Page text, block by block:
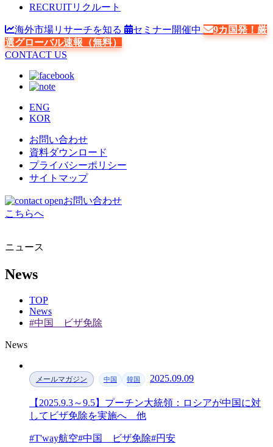
RECRUITリクルート
海外市場リサーチを知る セミナー開催中
9カ国発！厳
選グローバル速報（無料）
CONTACT US
ENG
KOR
お問い合わせ
資料ダウンロード
プライバシーポリシー
サイトマップ
お問い合わせ
こちらへ
ニュース
News
TOP
News
#中国 ビザ免除
News
メールマガジン 中国 韓国 2025.09.09
【2025.9.3～9.5】プーチン大統領：ロシアが中国に対
してビザ免除を実施へ 他
#T'way航空#中国 ビザ免除#円安